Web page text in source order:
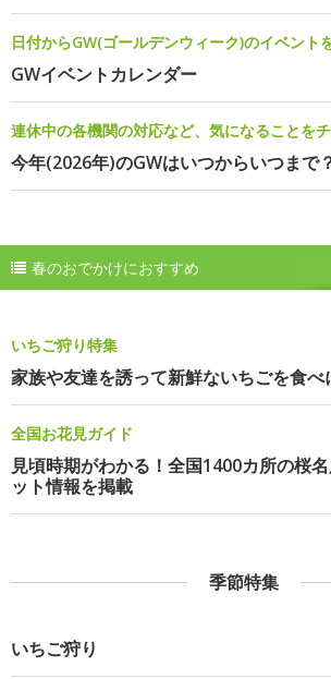
日付からGW(ゴールデンウィーク)のイベント
GWイベントカレンダー
連休中の各機関の対応など、気になることを
今年(2026年)のGWはいつからいつまで
春のおでかけにおすすめ
いちご狩り特集
家族や友達を誘って新鮮ないちごを食べ
全国お花見ガイド
見頃時期がわかる！全国1400カ所の桜
ット情報を掲載
季節特集
いちご狩り